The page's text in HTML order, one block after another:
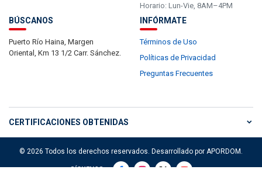
Horario: Lun-Vie, 8AM–4PM
BÚSCANOS
Puerto Río Haina, Margen
Oriental, Km 13 1/2 Carr. Sánchez.
INFÓRMATE
Términos de Uso
Políticas de Privacidad
Preguntas Frecuentes
CERTIFICACIONES OBTENIDAS
© 2026 Todos los derechos reservados. Desarrollado por APORDOM.
SÍGUENOS